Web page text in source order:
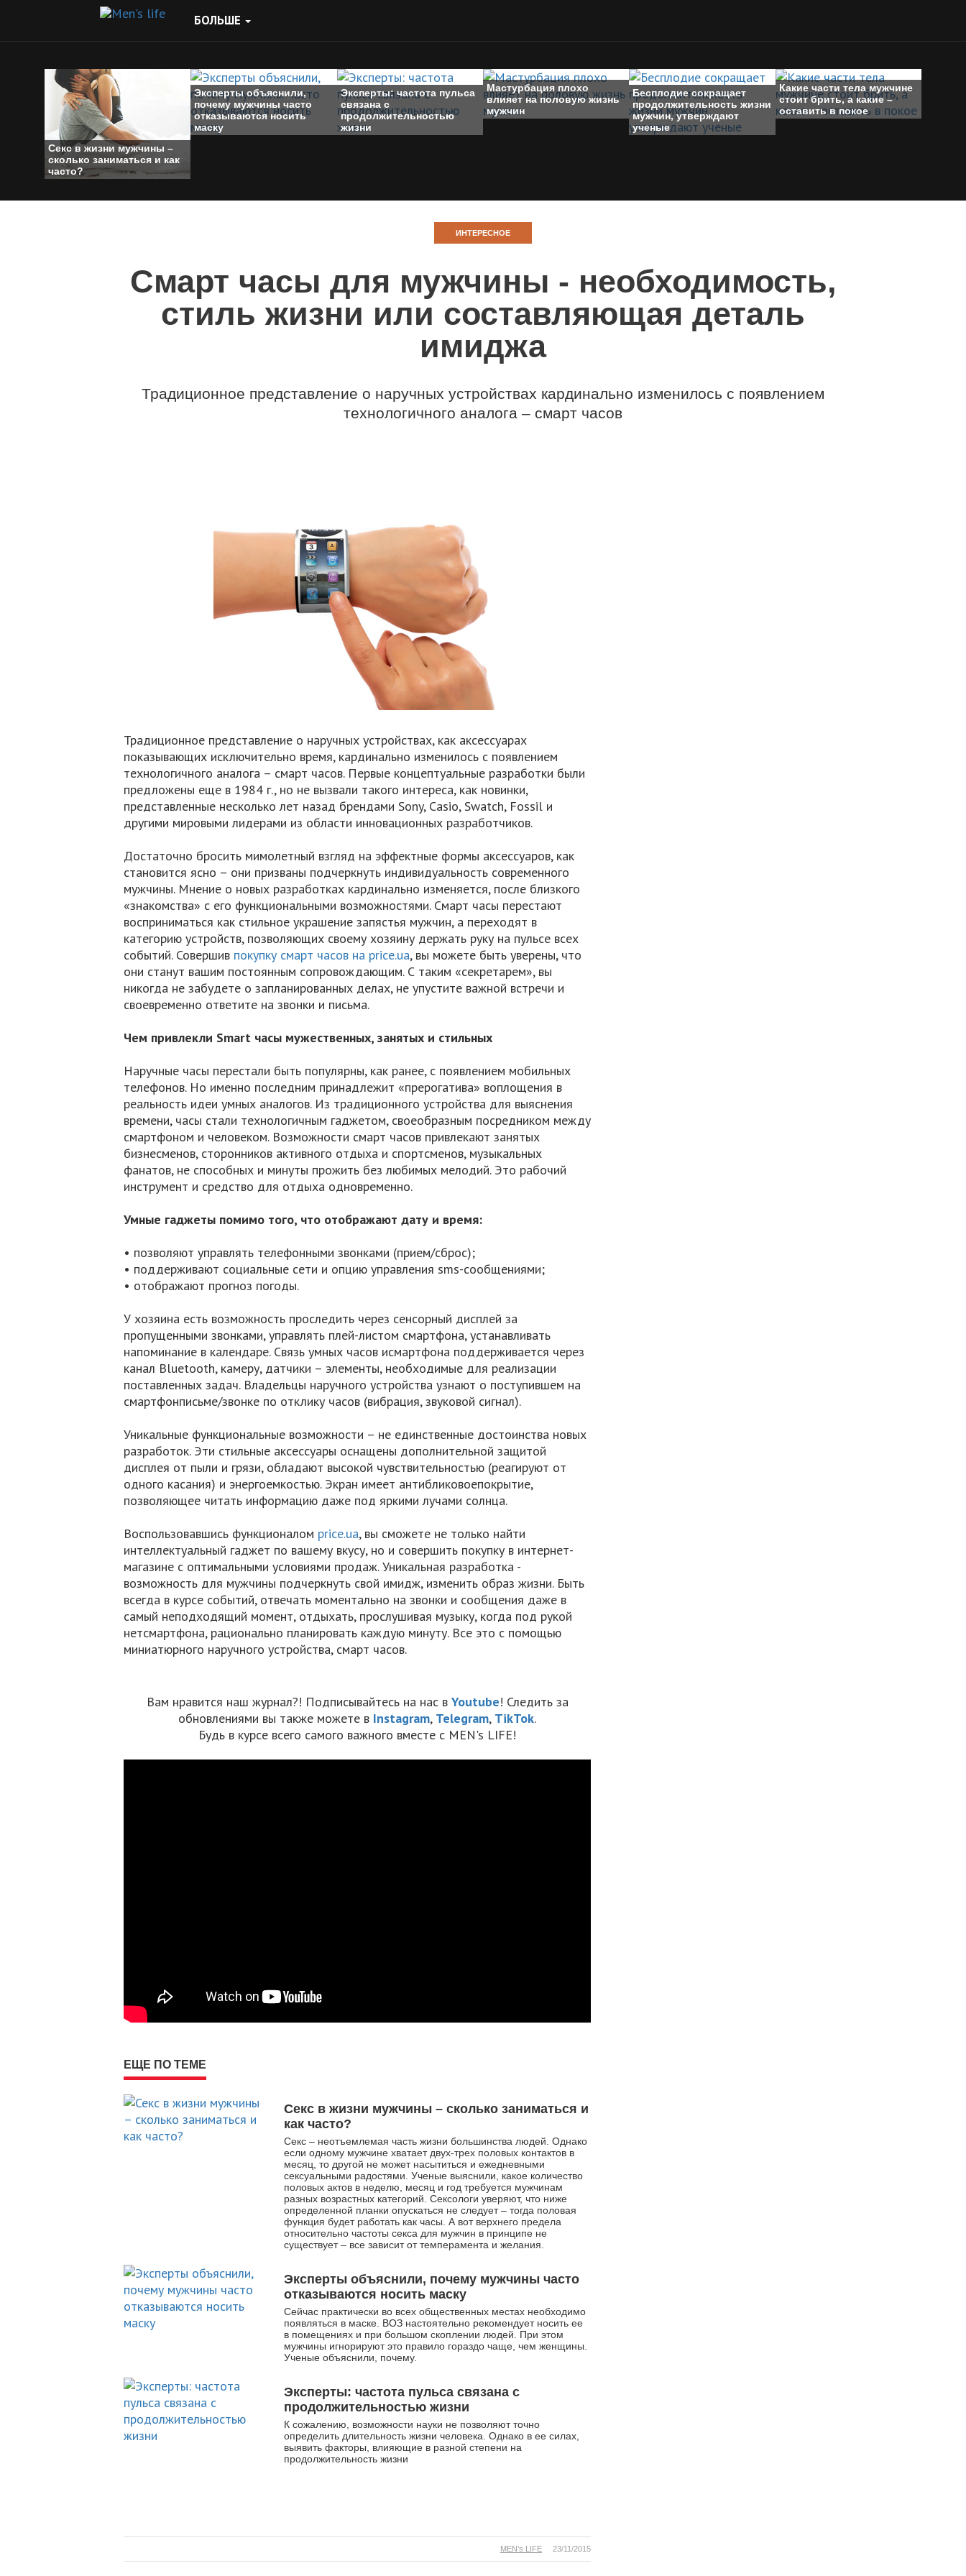
БОЛЬШЕ
Секс в жизни мужчины –
сколько заниматься и как
часто?
Эксперты объяснили,
почему мужчины часто
отказываются носить
маску
Эксперты: частота пульса
связана с
продолжительностью
жизни
Мастурбация плохо
влияет на половую жизнь
мужчин
Бесплодие сокращает
продолжительность жизни
мужчин, утверждают
ученые
Какие части тела мужчине
стоит брить, а какие –
оставить в покое
ИНТЕРЕСНОЕ
Смарт часы для мужчины - необходимость,
стиль жизни или составляющая деталь
имиджа
Традиционное представление о наручных устройствах кардинально изменилось с появлением
технологичного аналога – смарт часов
Традиционное представление о наручных устройствах, как аксессуарах
показывающих исключительно время, кардинально изменилось с появлением
технологичного аналога – смарт часов. Первые концептуальные разработки были
предложены еще в 1984 г., но не вызвали такого интереса, как новинки,
представленные несколько лет назад брендами Sony, Casio, Swatch, Fossil и
другими мировыми лидерами из области инновационных разработчиков.
Достаточно бросить мимолетный взгляд на эффектные формы аксессуаров, как
становится ясно – они призваны подчеркнуть индивидуальность современного
мужчины. Мнение о новых разработках кардинально изменяется, после близкого
«знакомства» с его функциональными возможностями. Смарт часы перестают
восприниматься как стильное украшение запястья мужчин, а переходят в
категорию устройств, позволяющих своему хозяину держать руку на пульсе всех
событий. Совершив покупку смарт часов на price.ua, вы можете быть уверены, что
они станут вашим постоянным сопровождающим. С таким «секретарем», вы
никогда не забудете о запланированных делах, не упустите важной встречи и
своевременно ответите на звонки и письма.
Чем привлекли Smart часы мужественных, занятых и стильных
Наручные часы перестали быть популярны, как ранее, с появлением мобильных
телефонов. Но именно последним принадлежит «прерогатива» воплощения в
реальность идеи умных аналогов. Из традиционного устройства для выяснения
времени, часы стали технологичным гаджетом, своеобразным посредником между
смартфоном и человеком. Возможности смарт часов привлекают занятых
бизнесменов, сторонников активного отдыха и спортсменов, музыкальных
фанатов, не способных и минуты прожить без любимых мелодий. Это рабочий
инструмент и средство для отдыха одновременно.
Умные гаджеты помимо того, что отображают дату и время:
• позволяют управлять телефонными звонками (прием/сброс);
• поддерживают социальные сети и опцию управления sms-сообщениями;
• отображают прогноз погоды.
У хозяина есть возможность проследить через сенсорный дисплей за
пропущенными звонками, управлять плей-листом смартфона, устанавливать
напоминание в календаре. Связь умных часов исмартфона поддерживается через
канал Bluetooth, камеру, датчики – элементы, необходимые для реализации
поставленных задач. Владельцы наручного устройства узнают о поступившем на
смартфонписьме/звонке по отклику часов (вибрация, звуковой сигнал).
Уникальные функциональные возможности – не единственные достоинства новых
разработок. Эти стильные аксессуары оснащены дополнительной защитой
дисплея от пыли и грязи, обладают высокой чувствительностью (реагируют от
одного касания) и энергоемкостью. Экран имеет антибликовоепокрытие,
позволяющее читать информацию даже под яркими лучами солнца.
Воспользовавшись функционалом price.ua, вы сможете не только найти
интеллектуальный гаджет по вашему вкусу, но и совершить покупку в интернет-
магазине с оптимальными условиями продаж. Уникальная разработка -
возможность для мужчины подчеркнуть свой имидж, изменить образ жизни. Быть
всегда в курсе событий, отвечать моментально на звонки и сообщения даже в
самый неподходящий момент, отдыхать, прослушивая музыку, когда под рукой
нетсмартфона, рационально планировать каждую минуту. Все это с помощью
миниатюрного наручного устройства, смарт часов.
Вам нравится наш журнал?! Подписывайтесь на нас в Youtube! Следить за
обновлениями вы также можете в Instagram, Telegram, TikTok.
Будь в курсе всего самого важного вместе с MEN's LIFE!
ЕЩЕ ПО ТЕМЕ
Секс в жизни мужчины – сколько заниматься и
как часто?
Секс – неотъемлемая часть жизни большинства людей. Однако
если одному мужчине хватает двух-трех половых контактов в
месяц, то другой не может насытиться и ежедневными
сексуальными радостями. Ученые выяснили, какое количество
половых актов в неделю, месяц и год требуется мужчинам
разных возрастных категорий. Сексологи уверяют, что ниже
определенной планки опускаться не следует – тогда половая
функция будет работать как часы. А вот верхнего предела
относительно частоты секса для мужчин в принципе не
существует – все зависит от темперамента и желания.
Эксперты объяснили, почему мужчины часто
отказываются носить маску
Сейчас практически во всех общественных местах необходимо
появляться в маске. ВОЗ настоятельно рекомендует носить ее
в помещениях и при большом скоплении людей. При этом
мужчины игнорируют это правило гораздо чаще, чем женщины.
Ученые объяснили, почему.
Эксперты: частота пульса связана с
продолжительностью жизни
К сожалению, возможности науки не позволяют точно
определить длительность жизни человека. Однако в ее силах,
выявить факторы, влияющие в разной степени на
продолжительность жизни
23/11/2015
MEN’s LIFE